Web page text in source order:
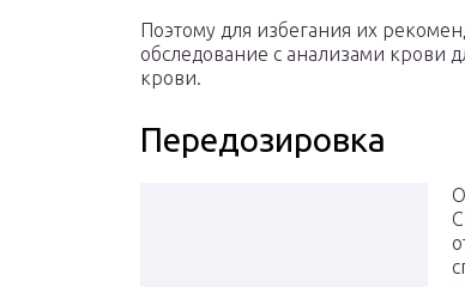
Поэтому для избегания их
обследование с анализами крови
крови.
Передозировка